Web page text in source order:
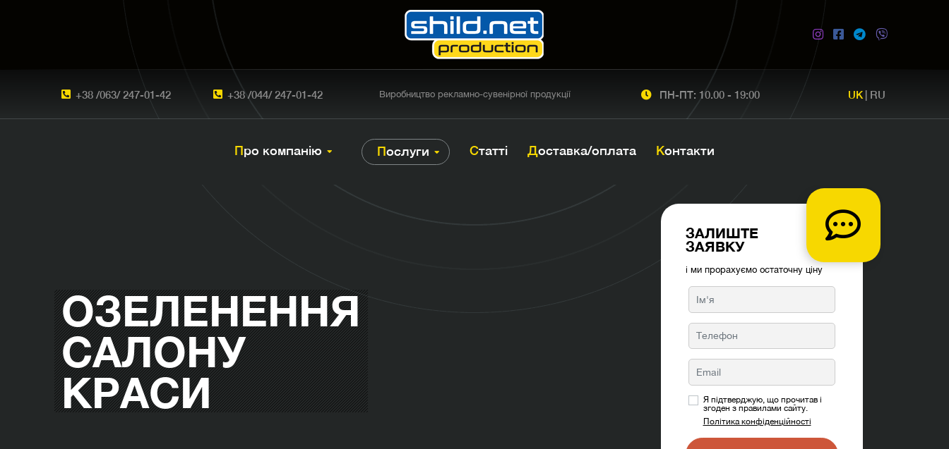
+38 /063/ 247-01-42 +38 /044/ 247-01-42 Виробництво рекламно-сувенірної продукції ПН-ПТ: 10.00 - 19:00 UK | RU
Про компанію Послуги Статті Доставка/оплата Контакти
ОЗЕЛЕНЕННЯ
САЛОНУ
КРАСИ
ЗАЛИШТЕ
ЗАЯВКУ
і ми прорахуємо остаточну ціну
Я підтверджую, що прочитав і
згоден з правилами сайту.
Політика конфіденційності